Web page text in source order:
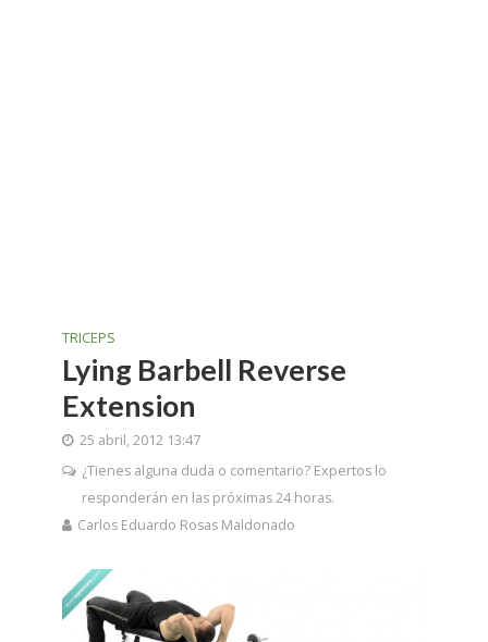
TRICEPS
Lying Barbell Reverse
Extension
25 abril, 2012 13:47
¿Tienes alguna duda o comentario? Expertos lo
responderán en las próximas 24 horas.
Carlos Eduardo Rosas Maldonado